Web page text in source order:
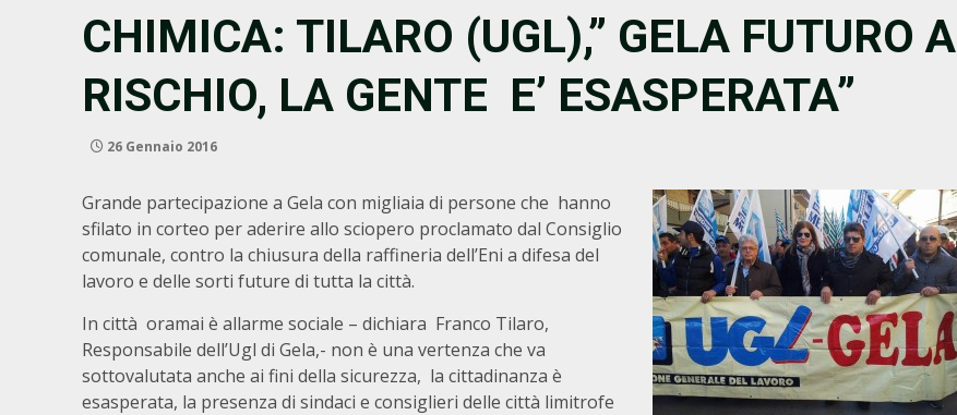
CHIMICA: TILARO (UGL),” GELA FUTURO A
RISCHIO, LA GENTE E’ ESASPERATA”
26 Gennaio 2016
Grande partecipazione a Gela con migliaia di persone che hanno
sfilato in corteo per aderire allo sciopero proclamato dal Consiglio
comunale, contro la chiusura della raffineria dell’Eni a difesa del
lavoro e delle sorti future di tutta la città.
In città oramai è allarme sociale – dichiara Franco Tilaro,
Responsabile dell’Ugl di Gela,- non è una vertenza che va
sottovalutata anche ai fini della sicurezza, la cittadinanza è
esasperata, la presenza di sindaci e consiglieri delle città limitrofe